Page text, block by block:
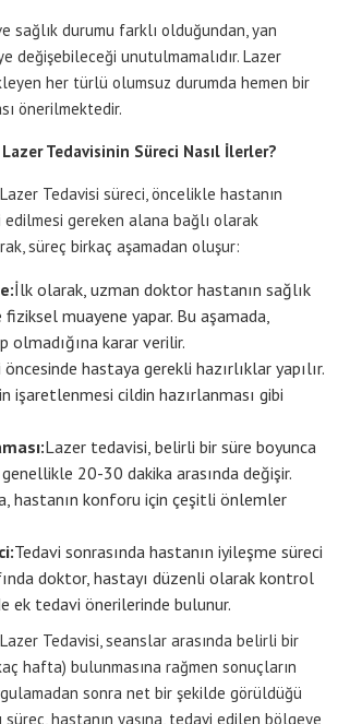
sağlık durumu farklı olduğundan, yan
değişebileceği unutulmamalıdır. Lazer
her türlü olumsuz durumda hemen bir
önerilmektedir.
Tedavisinin Süreci Nasıl İlerler?
Tedavisi süreci, öncelikle hastanın
gereken alana bağlı olarak
süreç birkaç aşamadan oluşur:
İlk olarak, uzman doktor hastanın sağlık
muayene yapar. Bu aşamada,
olmadığına karar verilir.
öncesinde hastaya gerekli hazırlıklar yapılır.
işaretlenmesi cildin hazırlanması gibi
Lazer tedavisi, belirli bir süre boyunca
20-30 dakika arasında değişir.
hastanın konforu için çeşitli önlemler
Tedavi sonrasında hastanın iyileşme süreci
doktor, hastayı düzenli olarak kontrol
ek tedavi önerilerinde bulunur.
Tedavisi, seanslar arasında belirli bir
hafta) bulunmasına rağmen sonuçların
sonra net bir şekilde görüldüğü
süreç, hastanın yaşına, tedavi edilen bölgeye